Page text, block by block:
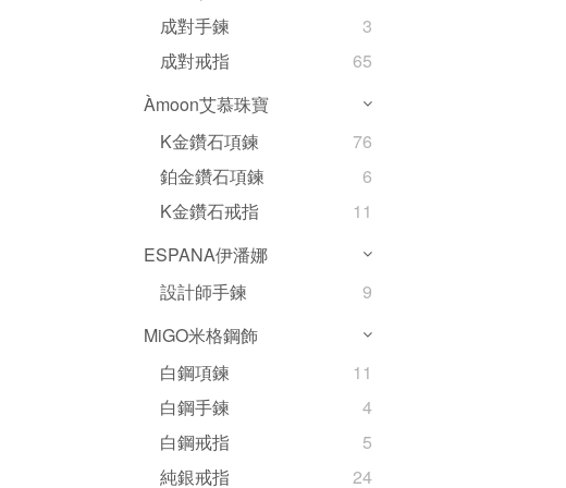
成對手鍊
3
成對戒指
65
Àmoon艾慕珠寶
K金鑽石項鍊
76
鉑金鑽石項鍊
6
K金鑽石戒指
11
ESPANA伊潘娜
設計師手鍊
9
MiGO米格鋼飾
白鋼項鍊
11
白鋼手鍊
4
白鋼戒指
5
純銀戒指
24